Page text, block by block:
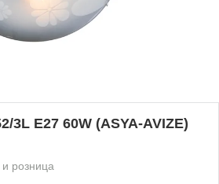
3L E27 60W (ASYA-AVIZE)
розница